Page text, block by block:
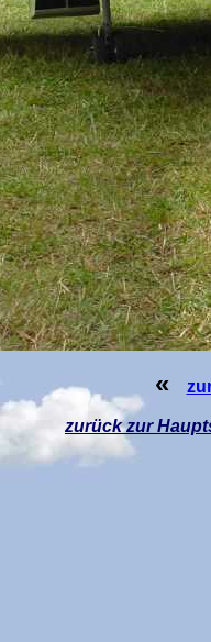
«
zurück zur